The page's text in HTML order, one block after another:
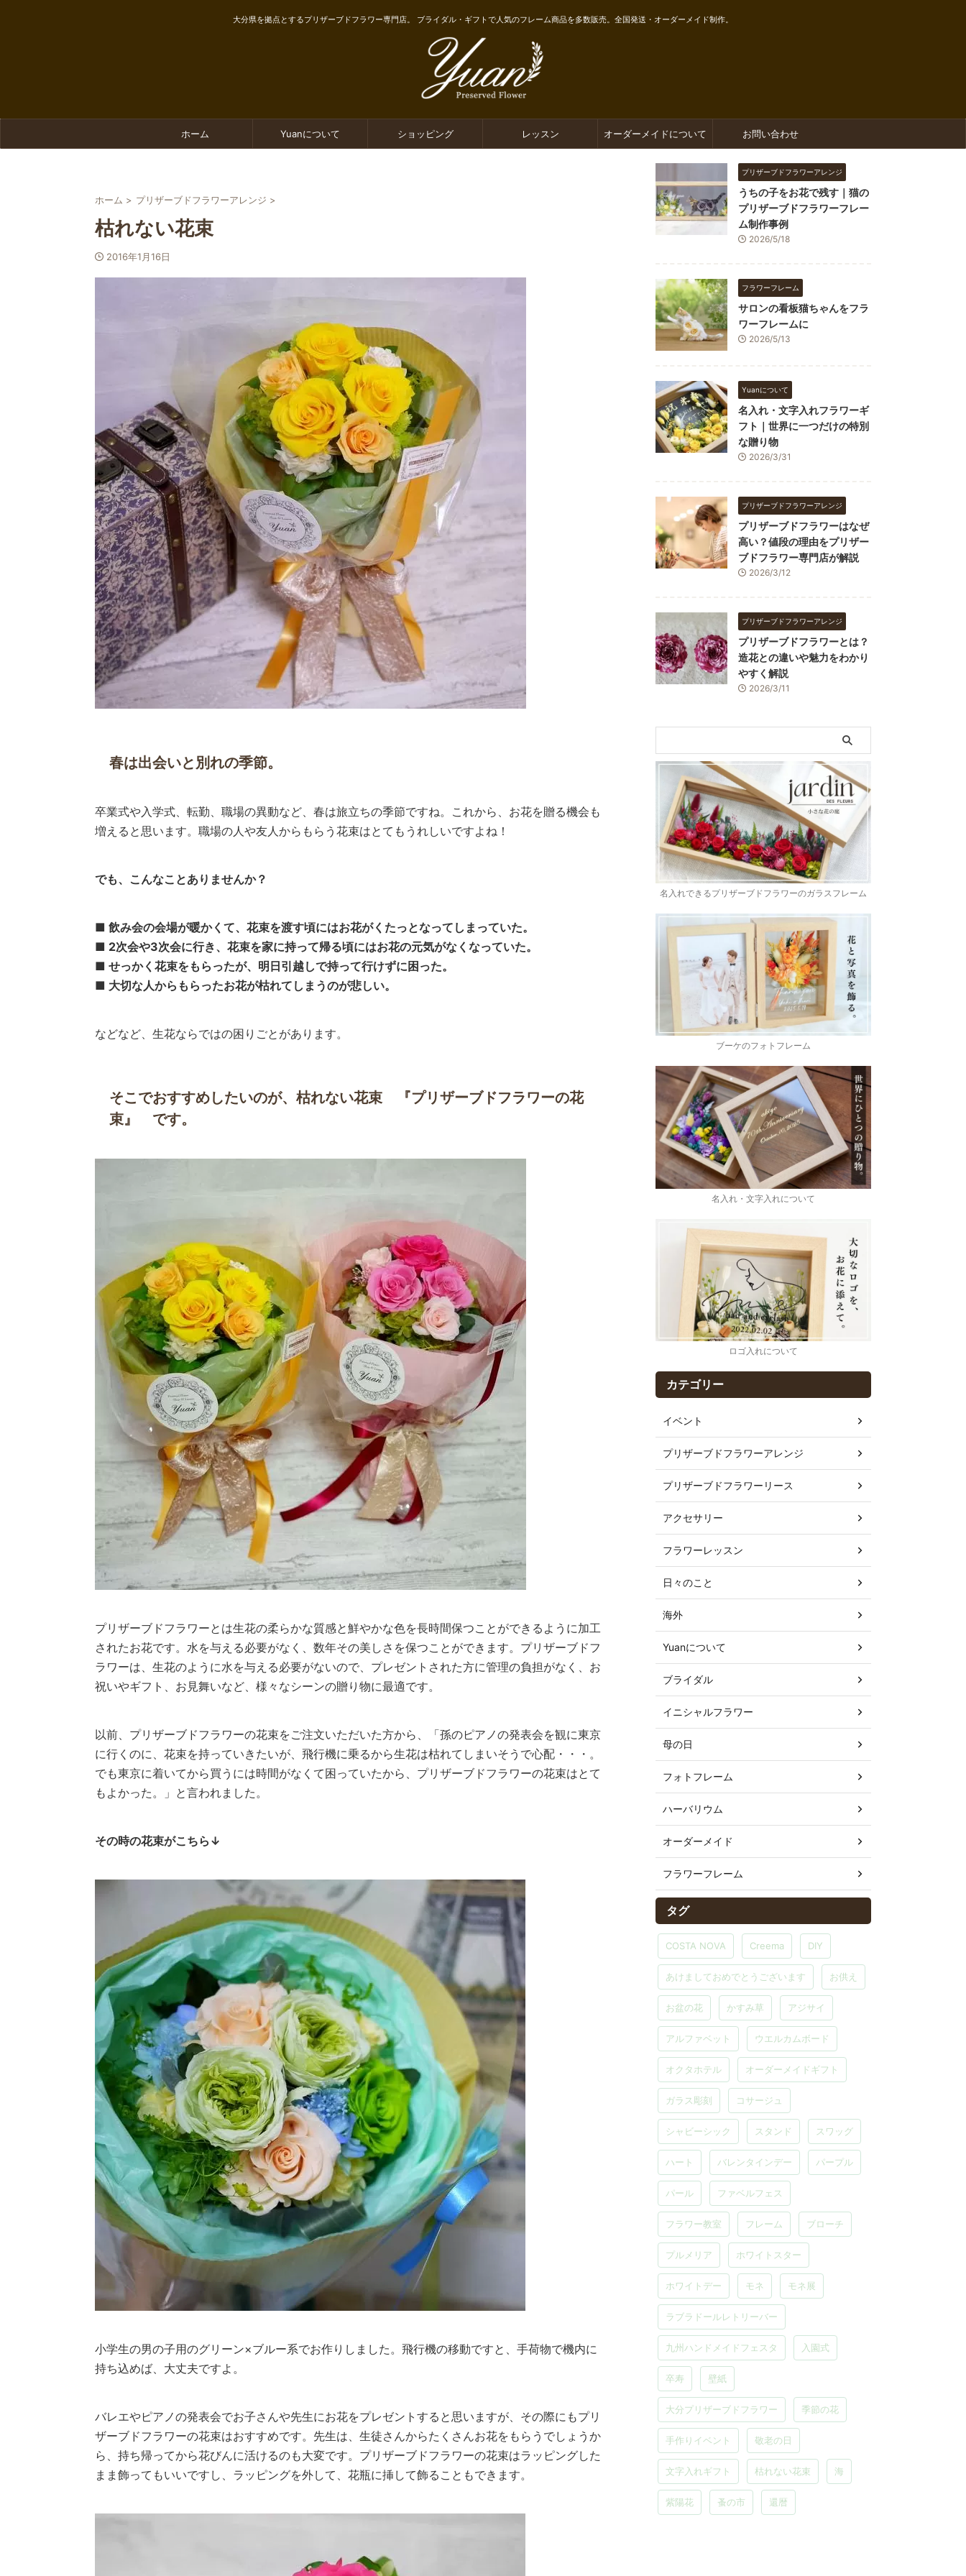
大分県を拠点とするプリザーブドフラワー専門店。 ブライダル・ギフトで人気のフレーム商品を多数販売。全国発送・オーダーメイド制作。
ホーム Yuanについて ショッピング レッスン オーダーメイドについて お問い合わせ
ホーム > プリザーブドフラワーアレンジ >
枯れない花束
2016年1月16日
春は出会いと別れの季節。
卒業式や入学式、転勤、職場の異動など、春は旅立ちの季節ですね。これから、お花を贈る機会も
増えると思います。職場の人や友人からもらう花束はとてもうれしいですよね！
でも、こんなことありませんか？
■ 飲み会の会場が暖かくて、花束を渡す頃にはお花がくたっとなってしまっていた。
■ 2次会や3次会に行き、花束を家に持って帰る頃にはお花の元気がなくなっていた。
■ せっかく花束をもらったが、明日引越しで持って行けずに困った。
■ 大切な人からもらったお花が枯れてしまうのが悲しい。
などなど、生花ならではの困りごとがあります。
そこでおすすめしたいのが、枯れない花束 『プリザーブドフラワーの花
束』 です。
プリザーブドフラワーとは生花の柔らかな質感と鮮やかな色を長時間保つことができるように加工
されたお花です。水を与える必要がなく、数年その美しさを保つことができます。プリザーブドフ
ラワーは、生花のように水を与える必要がないので、プレゼントされた方に管理の負担がなく、お
祝いやギフト、お見舞いなど、様々なシーンの贈り物に最適です。
以前、プリザーブドフラワーの花束をご注文いただいた方から、「孫のピアノの発表会を観に東京
に行くのに、花束を持っていきたいが、飛行機に乗るから生花は枯れてしまいそうで心配・・・。
でも東京に着いてから買うには時間がなくて困っていたから、プリザーブドフラワーの花束はとて
もよかった。」と言われました。
その時の花束がこちら↓
小学生の男の子用のグリーン×ブルー系でお作りしました。飛行機の移動ですと、手荷物で機内に
持ち込めば、大丈夫ですよ。
バレエやピアノの発表会でお子さんや先生にお花をプレゼントすると思いますが、その際にもプリ
ザーブドフラワーの花束はおすすめです。先生は、生徒さんからたくさんお花をもらうでしょうか
ら、持ち帰ってから花びんに活けるのも大変です。プリザーブドフラワーの花束はラッピングした
まま飾ってもいいですし、ラッピングを外して、花瓶に挿して飾ることもできます。
プリザーブドフラワーアレンジ
うちの子をお花で残す｜猫の
プリザーブドフラワーフレー
ム制作事例
2026/5/18
フラワーフレーム
サロンの看板猫ちゃんをフラ
ワーフレームに
2026/5/13
Yuanについて
名入れ・文字入れフラワーギ
フト｜世界に一つだけの特別
な贈り物
2026/3/31
プリザーブドフラワーアレンジ
プリザーブドフラワーはなぜ
高い？値段の理由をプリザー
ブドフラワー専門店が解説
2026/3/12
プリザーブドフラワーアレンジ
プリザーブドフラワーとは？
造花との違いや魅力をわかり
やすく解説
2026/3/11
名入れできるプリザーブドフラワーのガラスフレーム
ブーケのフォトフレーム
名入れ・文字入れについて
ロゴ入れについて
カテゴリー
イベント
プリザーブドフラワーアレンジ
プリザーブドフラワーリース
アクセサリー
フラワーレッスン
日々のこと
海外
Yuanについて
ブライダル
イニシャルフラワー
母の日
フォトフレーム
ハーバリウム
オーダーメイド
フラワーフレーム
タグ
COSTA NOVA Creema DIY
あけましておめでとうございます お供え
お盆の花 かすみ草 アジサイ
アルファベット ウエルカムボード
オクタホテル オーダーメイドギフト
ガラス彫刻 コサージュ
シャビーシック スタンド スワッグ
ハート バレンタインデー パープル
パール ファベルフェス
フラワー教室 フレーム ブローチ
プルメリア ホワイトスター
ホワイトデー モネ モネ展
ラブラドールレトリーバー
九州ハンドメイドフェスタ 入園式
卒寿 壁紙
大分プリザーブドフラワー 季節の花
手作りイベント 敬老の日
文字入れギフト 枯れない花束 海
紫陽花 蚤の市 還暦